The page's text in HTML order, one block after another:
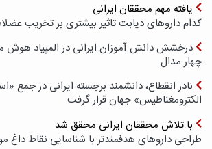
یافته مهم محققان ایرانی
کدام داروهای دیابت تاثیر بیشتری بر تخریب
درخشش دانش آموزان ایرانی در المپیاد
چهار مدال
نادر انقطاع، دانشمند برجسته ایرانی در جمع
الکترومغناطیس» جهان قرار گرفت
با تلاش محققان ایرانی محقق شد
طراحی داروهای هدفمندتر با شناسایی نقاط داغ